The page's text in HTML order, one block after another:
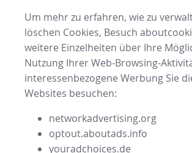
Um mehr zu erfahren, wie zu
löschen Cookies, Besuch
weitere Einzelheiten über Ihre
Nutzung Ihrer Web-Browsing-
interessenbezogene Werbung Sie
Websites besuchen:
networkadvertising.org
optout.aboutads.info
youradchoices.de